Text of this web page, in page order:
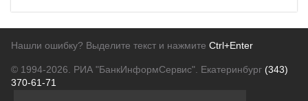
Нашли ошибку? Выделите текст и нажмите Ctrl+Enter
© 1994-2026. РИА "БанкИнформСервис". Екатеринбург (343)
370-61-71